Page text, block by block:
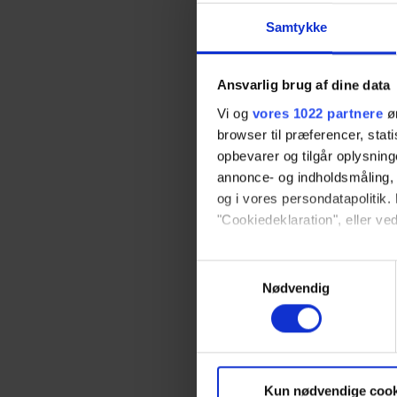
Samtykke
Ansvarlig brug af dine data
Vi og vores 1022 partnere
browser til præferencer,
opbevarer og tilgår
annonce- og
og i vores
"Cookiedeklaration", eller
Hvis du tillader det, vil vi
Indsamle præcise
Identificere din
Dine valg anvendes på hele
Vi bruger cookies til at
Nødvendig
Kun nødvendige
Mar 2, 2026
Worktop Lift
Ropox
lift system, a
solution that
worktops for
users.
Read article